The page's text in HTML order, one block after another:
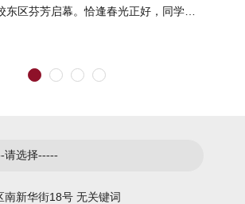
东区芬芳启幕。恰逢春光正好，同学们
南新华街18号 无关键词